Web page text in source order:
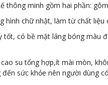
thông minh gồm hai phần:
chữ nhật, làm từ chất
có bề mặt láng bóng màu
su tổng hợp,ít mài mòn,
sức khỏe nên người dùng